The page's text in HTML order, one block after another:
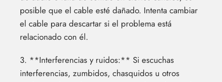
posible que el cable esté dañado. Intenta cambiar
el cable para descartar si el problema está
relacionado con él.
3. **Interferencias y ruidos:** Si escuchas
interferencias, zumbidos, chasquidos u otros